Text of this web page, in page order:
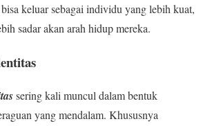
keluar sebagai individu yang lebih kuat,
sadar akan arah hidup mereka.
sering kali muncul dalam bentuk
yang mendalam. Khususnya